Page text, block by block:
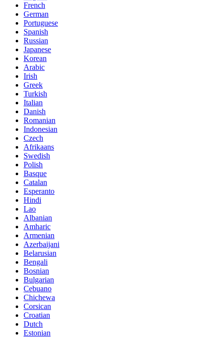
French
German
Portuguese
Spanish
Russian
Japanese
Korean
Arabic
Irish
Greek
Turkish
Italian
Danish
Romanian
Indonesian
Czech
Afrikaans
Swedish
Polish
Basque
Catalan
Esperanto
Hindi
Lao
Albanian
Amharic
Armenian
Azerbaijani
Belarusian
Bengali
Bosnian
Bulgarian
Cebuano
Chichewa
Corsican
Croatian
Dutch
Estonian